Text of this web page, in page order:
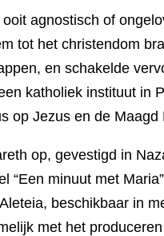
agnostisch of
tot het christendom
en schakelde
katholiek instituut in
op Jezus en de Maagd
op, gevestigd in
“Een minuut met
beschikbaar in
met het